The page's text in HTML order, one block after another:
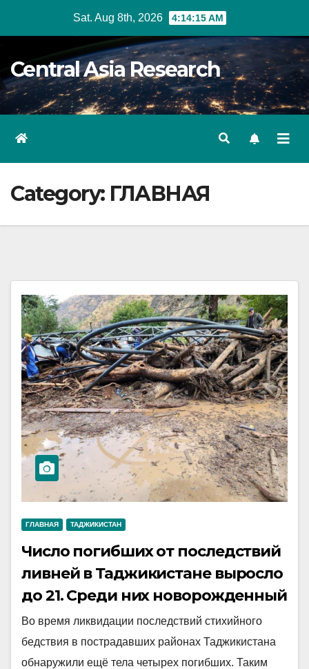
Sat. Aug 8th, 2026 4:14:16 AM
Central Asia Research
Category: ГЛАВНАЯ
ГЛАВНАЯ ТАДЖИКИСТАН
Число погибших от последствий
ливней в Таджикистане выросло
до 21. Среди них новорожденный
Во время ликвидации последствий стихийного
бедствия в пострадавших районах Таджикистана
обнаружили ещё тела четырех погибших. Таким